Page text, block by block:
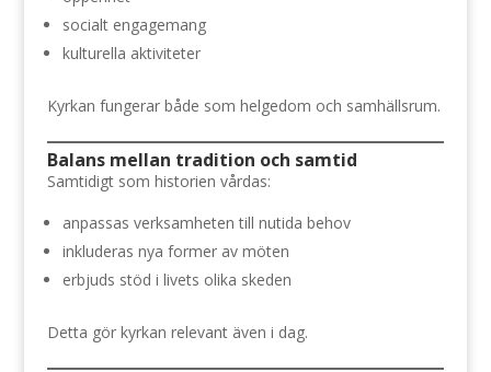
socialt engagemang
kulturella aktiviteter
Kyrkan fungerar både som helgedom och samhällsrum.
Balans mellan tradition och samtid
Samtidigt som historien vårdas:
anpassas verksamheten till nutida behov
inkluderas nya former av möten
erbjuds stöd i livets olika skeden
Detta gör kyrkan relevant även i dag.